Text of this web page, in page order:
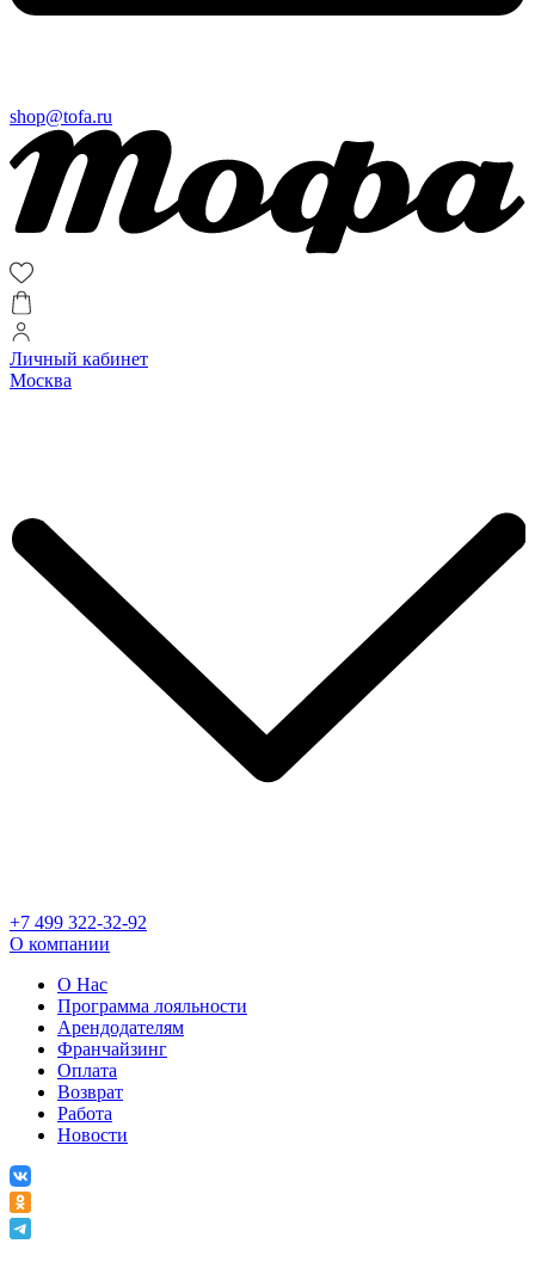
shop@tofa.ru
Личный кабинет
Москва
+7 499 322-32-92
О компании
О Нас
Программа лояльности
Арендодателям
Франчайзинг
Оплата
Возврат
Работа
Новости